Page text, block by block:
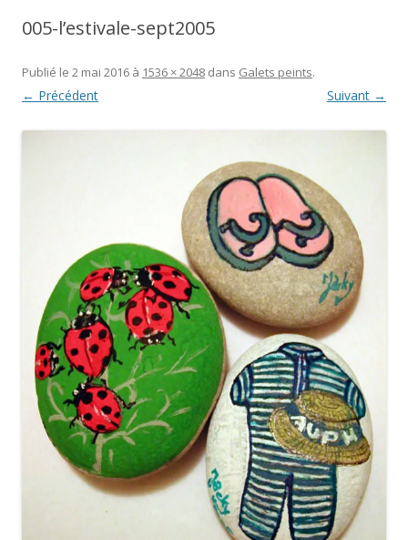
005-l’estivale-sept2005
Publié le 2 mai 2016 à 1536 × 2048 dans Galets peints.
← Précédent Suivant →